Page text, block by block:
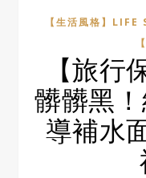
【生活風格】LIFE
【旅行
髒髒黑
導補水